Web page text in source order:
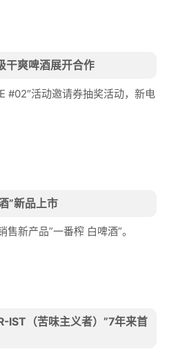
干爽啤酒展开合作
#02″活动邀请券抽奖活动，新电
”新品上市
新产品”一番榨 白啤酒”。
IST（苦味主义者）”7年来首